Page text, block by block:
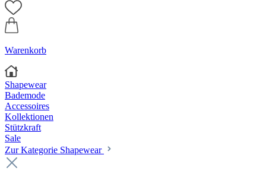
Warenkorb
Shapewear
Bademode
Accessoires
Kollektionen
Stützkraft
Sale
Zur Kategorie Shapewear